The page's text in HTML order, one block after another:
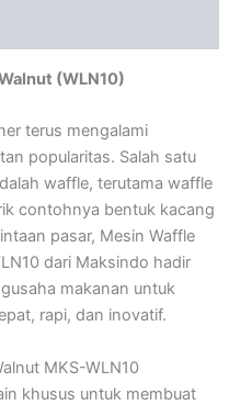
(WLN10)
terus mengalami
popularitas. Salah satu
waffle, terutama waffle
contohnya bentuk kacang
pasar, Mesin Waffle
dari Maksindo hadir
makanan untuk
rapi, dan inovatif.
MKS-WLN10
khusus untuk membuat